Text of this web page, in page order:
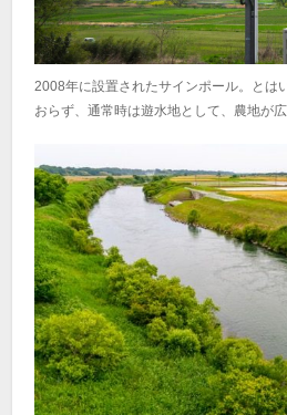
2008年に設置されたサインポール。とは
おらず、通常時は遊水地として、農地が